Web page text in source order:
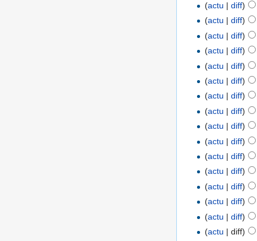
(actu |diff)
(actu |diff)
(actu |diff)
(actu |diff)
(actu |diff)
(actu |diff)
(actu |diff)
(actu |diff)
(actu |diff)
(actu |diff)
(actu |diff)
(actu |diff)
(actu |diff)
(actu |diff)
(actu |diff)
(actu | diff)